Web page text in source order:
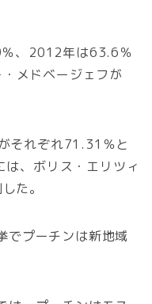
、2012年は63.6％
メドベージェフが
それぞれ71.31％と
、ボリス・エリツィ
た。
でプーチンは新地域